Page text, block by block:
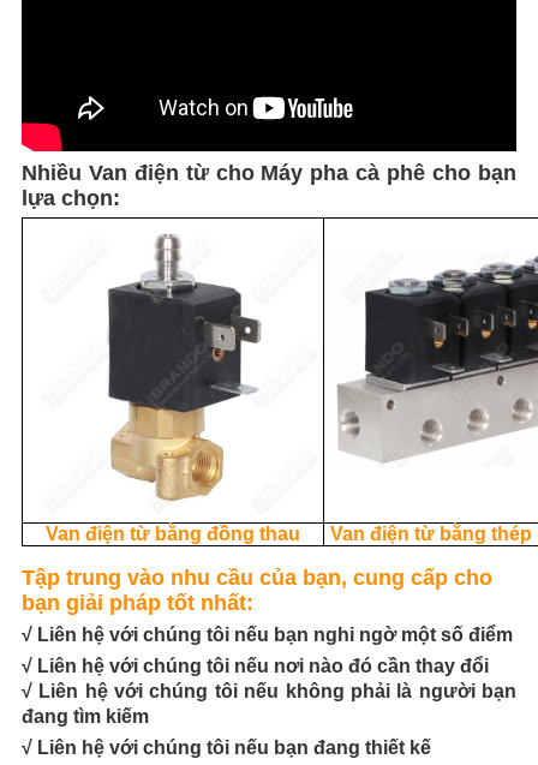
Nhiều Van điện từ cho Máy pha cà phê cho bạn
lựa chọn:
Van điện từ bằng đồng thau Van điện từ bằng
Tập trung vào nhu cầu của bạn, cung cấp cho
bạn giải pháp tốt nhất:
√ Liên hệ với chúng tôi nếu bạn nghi ngờ một số điểm
√ Liên hệ với chúng tôi nếu nơi nào đó cần thay đổi
√ Liên hệ với chúng tôi nếu không phải là người bạn
đang tìm kiếm
√ Liên hệ với chúng tôi nếu bạn đang thiết kế